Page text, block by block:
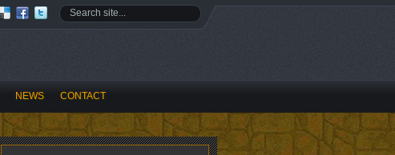
NEWS CONTACT